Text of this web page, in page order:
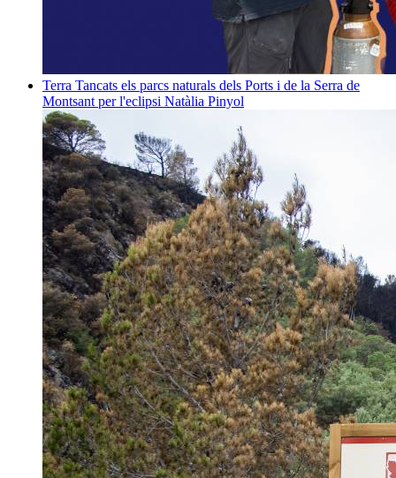
Terra Tancats els parcs naturals dels Ports i de la Serra de
Montsant per l'eclipsi Natàlia Pinyol